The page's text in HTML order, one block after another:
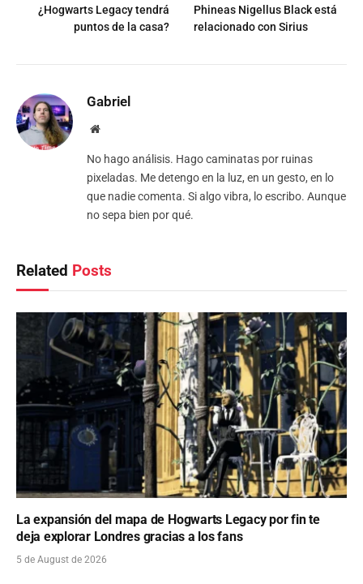
¿Hogwarts Legacy tendrá
puntos de la casa?
Phineas Nigellus Black está
relacionado con Sirius
Gabriel
Website
No hago análisis. Hago caminatas por ruinas
pixeladas. Me detengo en la luz, en un gesto, en lo
que nadie comenta. Si algo vibra, lo escribo. Aunque
no sepa bien por qué.
Related Posts
La expansión del mapa de Hogwarts Legacy por fin te
deja explorar Londres gracias a los fans
5 de August de 2026